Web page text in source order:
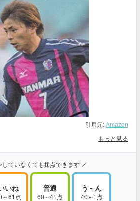
引用元: Amazon
もっと見る
していなくても採点できます ／
いね
～61点
普通
60～41点
う～ん
40～1点